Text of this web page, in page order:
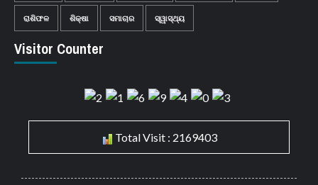
ରାଶିଫଳ ଶିକ୍ଷା ସମାଚାର ସ୍ୱାସ୍ଥ୍ୟ
Visitor Counter
Total Visit : 2169403